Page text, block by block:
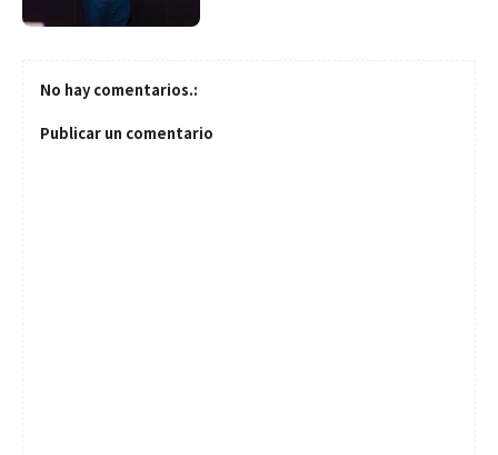
No hay comentarios.:
Publicar un comentario